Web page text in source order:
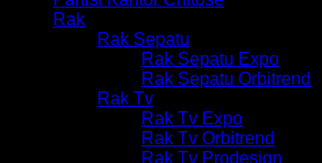
Rak
Rak Sepatu
Rak Sepatu Expo
Rak Sepatu Orbitrend
Rak Tv
Rak Tv Expo
Rak Tv Orbitrend
Rak Tv Prodesign